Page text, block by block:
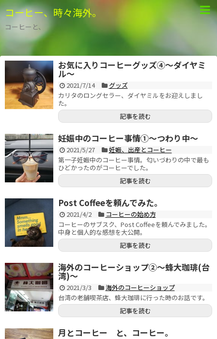
コーヒー、時々海外。
コーヒーと、
お気に入りコーヒーグッズ④～ダイヤミ
ル～
2021/7/14
グッズ
カリタのロングセラー、ダイヤミルをお迎えしまし
た。
記事を読む
妊娠中のコーヒー事情①～つわり中～
2021/5/27
妊娠、出産とコーヒー
第一子妊娠中のコーヒー事情。匂いづわりの中で最も
ひどかったのがコーヒーでした。
記事を読む
Post Coffeeを頼んでみた。
2021/4/2
コーヒーの始め方
コーヒーのサブスク、Post Coffeeを頼んでみました。
中身と個人的な感想を大公開。
記事を読む
海外のコーヒーショップ②～蜂大珈琲(台
湾)～
2021/3/3
海外のコーヒーショップ
台湾の老舗喫茶店、蜂大珈琲に行った時のお話です。
記事を読む
月とコーヒー と、コーヒー。